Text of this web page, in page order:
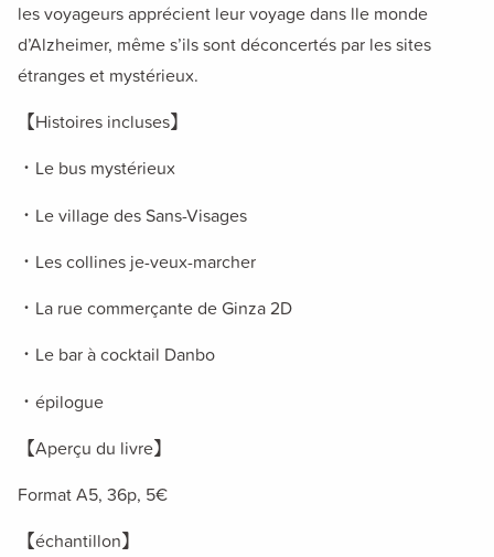
les voyageurs apprécient leur voyage dans lle monde
d’Alzheimer, même s’ils sont déconcertés par les sites
étranges et mystérieux.
【Histoires incluses】
・Le bus mystérieux
・Le village des Sans-Visages
・Les collines je-veux-marcher
・La rue commerçante de Ginza 2D
・Le bar à cocktail Danbo
・épilogue
【Aperçu du livre】
Format A5, 36p, 5€
【échantillon】